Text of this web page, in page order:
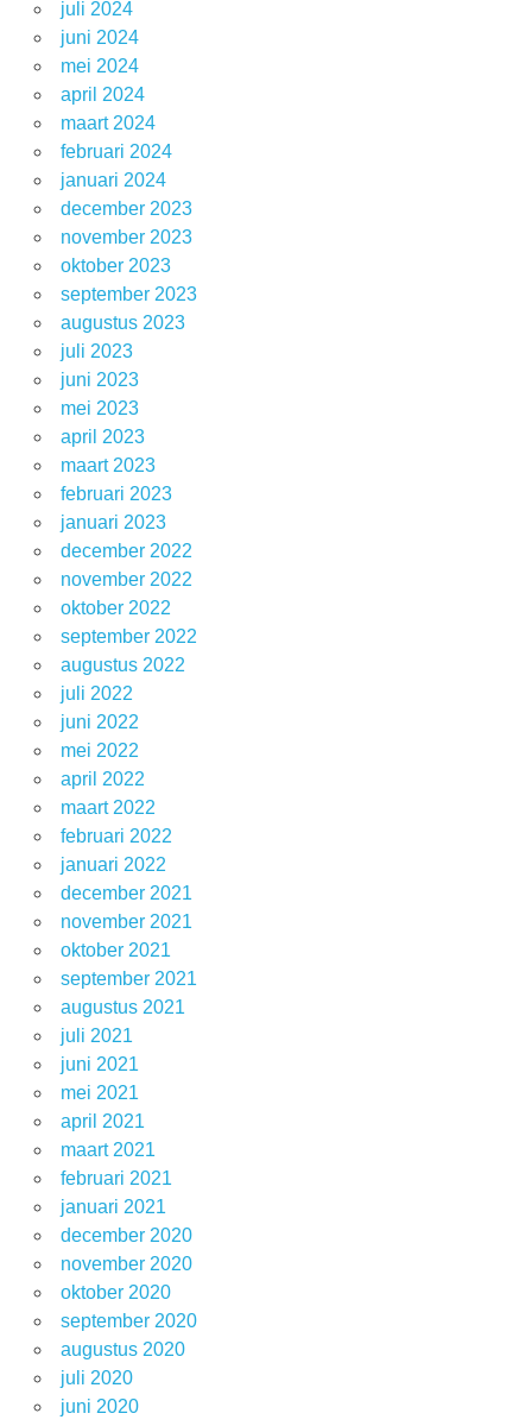
juli 2024
juni 2024
mei 2024
april 2024
maart 2024
februari 2024
januari 2024
december 2023
november 2023
oktober 2023
september 2023
augustus 2023
juli 2023
juni 2023
mei 2023
april 2023
maart 2023
februari 2023
januari 2023
december 2022
november 2022
oktober 2022
september 2022
augustus 2022
juli 2022
juni 2022
mei 2022
april 2022
maart 2022
februari 2022
januari 2022
december 2021
november 2021
oktober 2021
september 2021
augustus 2021
juli 2021
juni 2021
mei 2021
april 2021
maart 2021
februari 2021
januari 2021
december 2020
november 2020
oktober 2020
september 2020
augustus 2020
juli 2020
juni 2020